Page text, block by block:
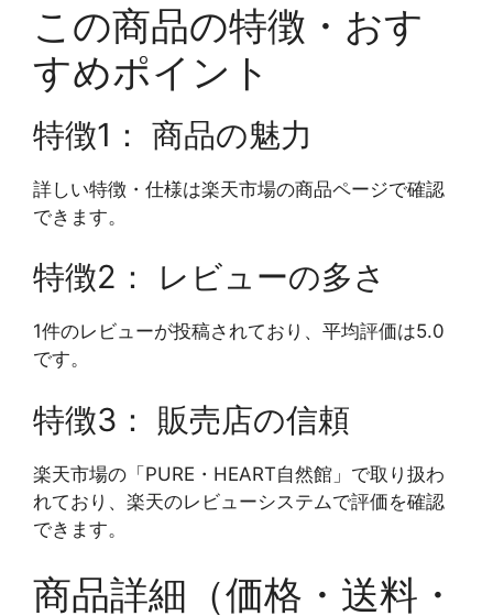
この商品の特徴・おす
すめポイント
特徴1： 商品の魅力
詳しい特徴・仕様は楽天市場の商品ページで確認
できます。
特徴2： レビューの多さ
1件のレビューが投稿されており、平均評価は5.0
です。
特徴3： 販売店の信頼
楽天市場の「PURE・HEART自然館」で取り扱わ
れており、楽天のレビューシステムで評価を確認
できます。
商品詳細（価格・送料・